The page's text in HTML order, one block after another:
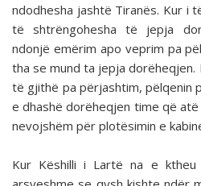
ndodhesha jashtë Tiranës. Kur i
të shtrëngohesha të jepja
ndonjë emërim apo veprim pa
tha se mund ta jepja dorëheqjen.
të gjithë pa përjashtim, pëlqenin
e dhashë dorëheqjen time që atë
nevojshëm për plotësimin e
Kur Këshilli i Lartë na e